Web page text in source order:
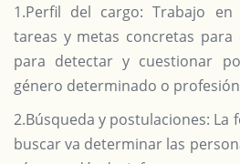
1.Perfil del cargo: Trabajo
tareas y metas concretas
para detectar y cuestionar
género determinado o
2.Búsqueda y postulaciones: La
buscar va determinar las